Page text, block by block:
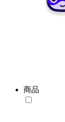
商品